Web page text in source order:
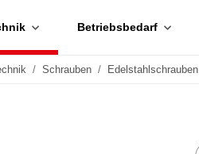
Betriebsbedarf
Schrauben Edelstahlschrauben